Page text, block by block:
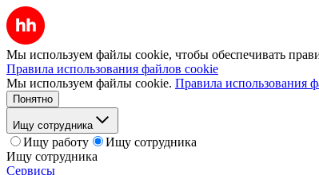
Мы используем файлы cookie, чтобы обеспечивать
Правила использования файлов cookie
Мы используем файлы cookie. Правила использования
Понятно
Ищу сотрудника
Ищу работу
Ищу сотрудника
Ищу сотрудника
Сервисы